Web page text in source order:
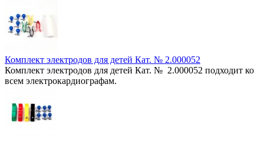
Комплект электродов для детей Кат. № 2.000052
Комплект электродов для детей Кат. № 2.000052 подходит ко
всем электрокардиографам.